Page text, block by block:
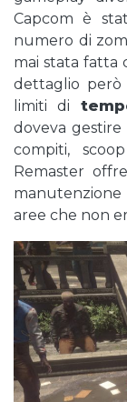
Capcom è
numero di
mai stata fatta
dettaglio però
limiti di
doveva
compiti,
Remaster
aree che non